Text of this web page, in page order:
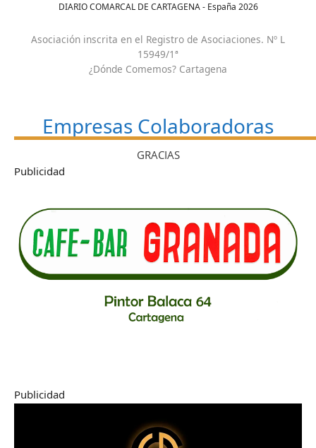
DIARIO COMARCAL DE CARTAGENA - España 2026
Asociación inscrita en el Registro de Asociaciones. Nº L
15949/1ª
¿Dónde Comemos? Cartagena
Empresas Colaboradoras
GRACIAS
Publicidad
Publicidad